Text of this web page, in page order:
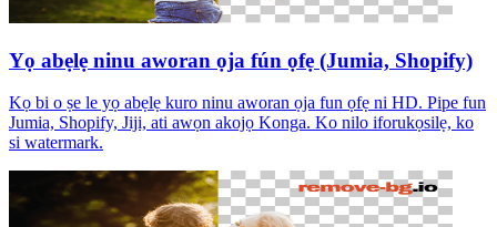
Yọ abẹlẹ ninu aworan ọja fún ọfẹ (Jumia, Shopify)
Kọ bi o ṣe le yọ abẹlẹ kuro ninu aworan ọja fun ọfẹ ni HD. Pipe fun
Jumia, Shopify, Jiji, ati awọn akojọ Konga. Ko nilo iforukọsilẹ, ko
si watermark.